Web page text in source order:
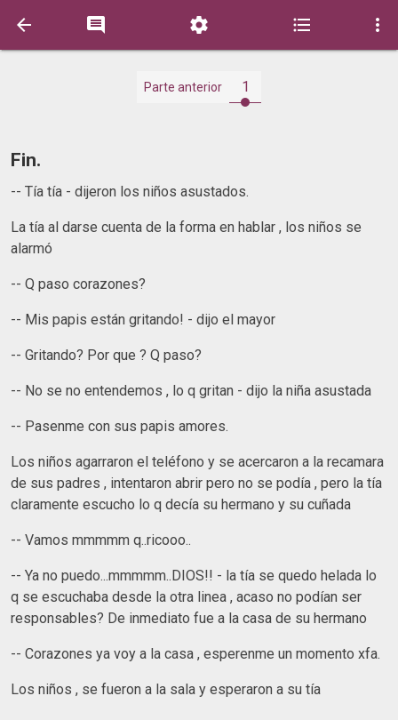
    
Parte anterior 1
Fin.
-- Tía tía - dijeron los niños asustados.
La tía al darse cuenta de la forma en hablar , los niños se
alarmó
-- Q paso corazones?
-- Mis papis están gritando! - dijo el mayor
-- Gritando? Por que ? Q paso?
-- No se no entendemos , lo q gritan - dijo la niña asustada
-- Pasenme con sus papis amores.
Los niños agarraron el teléfono y se acercaron a la recamara
de sus padres , intentaron abrir pero no se podía , pero la tía
claramente escucho lo q decía su hermano y su cuñada
-- Vamos mmmmm q..ricooo..
-- Ya no puedo...mmmmm..DIOS!! - la tía se quedo helada lo
q se escuchaba desde la otra linea , acaso no podían ser
responsables? De inmediato fue a la casa de su hermano
-- Corazones ya voy a la casa , esperenme un momento xfa.
Los niños , se fueron a la sala y esperaron a su tía